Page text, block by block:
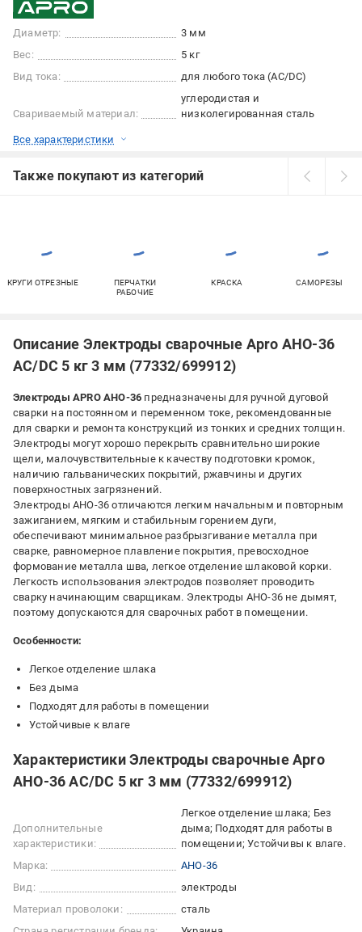
Диаметр:
3 мм
Вес:
5 кг
Вид тока:
для любого тока (AC/DC)
Свариваемый материал:
углеродистая и
низколегированная сталь
Все характеристики
Также покупают из категорий
КРУГИ ОТРЕЗНЫЕ
ПЕРЧАТКИ
РАБОЧИЕ
КРАСКА САМОРЕЗЫ
Описание Электроды сварочные Apro АНО-36
AC/DC 5 кг 3 мм (77332/699912)
Электроды APRO АНО-36 предназначены для ручной дуговой
сварки на постоянном и переменном токе, рекомендованные
для сварки и ремонта конструкций из тонких и средних толщин.
Электроды могут хорошо перекрыть сравнительно широкие
щели, малочувствительные к качеству подготовки кромок,
наличию гальванических покрытий, ржавчины и других
поверхностных загрязнений.
Электроды АНО-36 отличаются легким начальным и повторным
зажиганием, мягким и стабильным горением дуги,
обеспечивают минимальное разбрызгивание металла при
сварке, равномерное плавление покрытия, превосходное
формование металла шва, легкое отделение шлаковой корки.
Легкость использования электродов позволяет проводить
сварку начинающим сварщикам. Электроды АНО-36 не дымят,
поэтому допускаются для сварочных работ в помещении.
Особенности:
Легкое отделение шлака
Без дыма
Подходят для работы в помещении
Устойчивые к влаге
Характеристики Электроды сварочные Apro
АНО-36 AC/DC 5 кг 3 мм (77332/699912)
Дополнительные
характеристики:
Легкое отделение шлака; Без
дыма; Подходят для работы в
помещении; Устойчивы к влаге.
Марка:
АНО-36
Вид:
электроды
Материал проволоки:
сталь